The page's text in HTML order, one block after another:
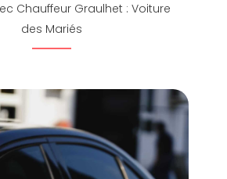
Chauffeur Graulhet : Voiture
des Mariés